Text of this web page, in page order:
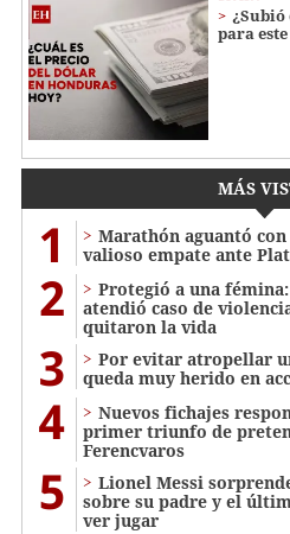
¿Subió
para
MÁS
1
Marathón aguantó
valioso empate ante
2
Protegió a una
atendió caso de
quitaron la vida
3
Por evitar atropellar
queda muy herido en
4
Nuevos fichajes
primer triunfo de
Ferencvaros
5
Lionel Messi
sobre su padre y el
ver jugar